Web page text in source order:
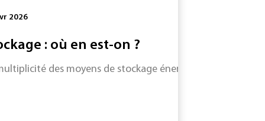
2026
: où en est-on ?
des moyens de stockage énergétique se